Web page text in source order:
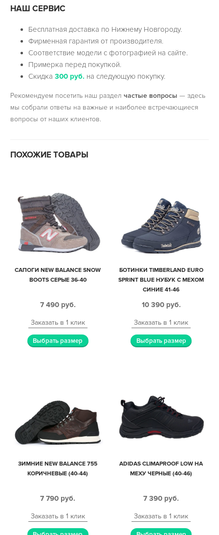
НАШ СЕРВИС
Бесплатная доставка по Нижнему Новгороду.
Фирменная гарантия от производителя.
Соответствие модели с фотографией на сайте.
Примерка перед покупкой.
Скидка300 руб. на следующую покупку.
Рекомендуем посетить наш раздел частые вопросы — здесь
мы собрали ответы на важные и наиболее встречающиеся
вопросы от наших клиентов.
ПОХОЖИЕ ТОВАРЫ
САПОГИ NEW BALANCE SNOW
BOOTS СЕРЫЕ 36-40
7 490 руб.
Заказать в 1 клик
Выбрать размер
БОТИНКИ TIMBERLAND EURO
SPRINT BLUE НУБУК С МЕХОМ
СИНИЕ 41-46
10 390 руб.
Заказать в 1 клик
Выбрать размер
ЗИМНИЕ NEW BALANCE 755
КОРИЧНЕВЫЕ (40-44)
7 790 руб.
Заказать в 1 клик
ADIDAS CLIMAPROOF LOW НА
МЕХУ ЧЕРНЫЕ (40-46)
7 390 руб.
Заказать в 1 клик